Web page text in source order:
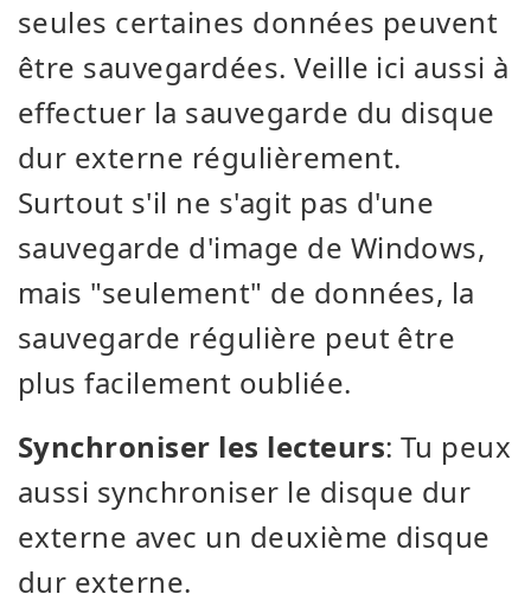
seules certaines données peuvent
être sauvegardées. Veille ici aussi à
effectuer la sauvegarde du disque
dur externe régulièrement.
Surtout s'il ne s'agit pas d'une
sauvegarde d'image de Windows,
mais "seulement" de données, la
sauvegarde régulière peut être
plus facilement oubliée.
Synchroniser les lecteurs: Tu peux
aussi synchroniser le disque dur
externe avec un deuxième disque
dur externe.